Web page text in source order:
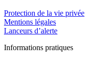
Protection de la vie privée
Mentions légales
Lanceurs d’alerte
Informations pratiques